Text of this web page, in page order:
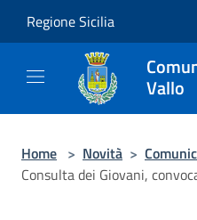
Regione Sicilia
Vallo
Home > Novità >
Consulta dei Giovani,